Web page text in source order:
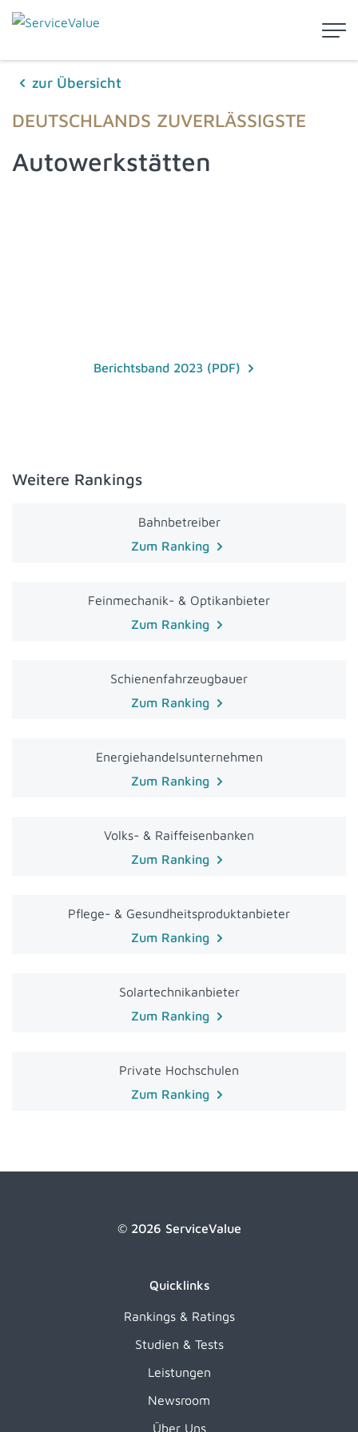
zur Übersicht
DEUTSCHLANDS ZUVERLÄSSIGSTE
Autowerkstätten
Berichtsband 2023 (PDF)
Weitere Rankings
Bahnbetreiber
Zum Ranking
Feinmechanik- & Optikanbieter
Zum Ranking
Schienenfahrzeugbauer
Zum Ranking
Energiehandelsunternehmen
Zum Ranking
Volks- & Raiffeisenbanken
Zum Ranking
Pflege- & Gesundheitsproduktanbieter
Zum Ranking
Solartechnikanbieter
Zum Ranking
Private Hochschulen
Zum Ranking
© 2026 ServiceValue
Quicklinks
Rankings & Ratings
Studien & Tests
Leistungen
Newsroom
Über Uns